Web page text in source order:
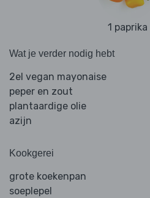
1 paprika
Wat je verder nodig hebt
2el vegan mayonaise
peper en zout
plantaardige olie
azijn
Kookgerei
grote koekenpan
soeplepel